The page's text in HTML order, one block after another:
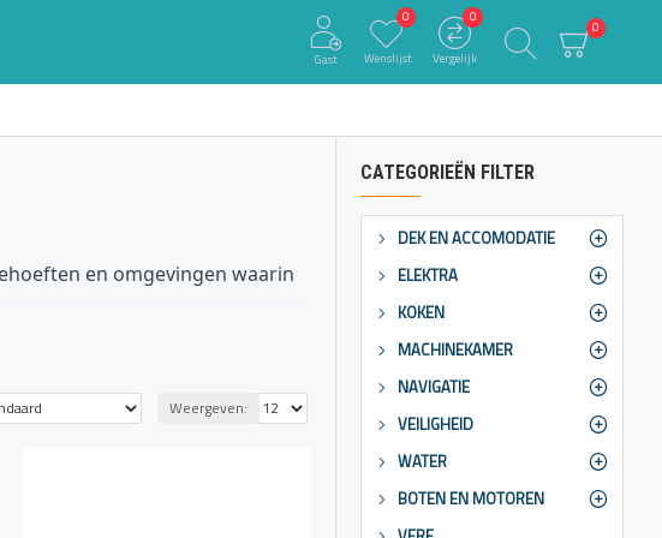
Gast Wenslijst
0
Vergelijk
0
0
en omgevingen waarin
ingebouwd in de structuur van de
van ankers, buitenboordmotoren
Weergeven:
CATEGORIEËN FILTER
DEK EN ACCOMODATIE
ELEKTRA
KOKEN
MACHINEKAMER
NAVIGATIE
VEILIGHEID
WATER
BOTEN EN MOTOREN